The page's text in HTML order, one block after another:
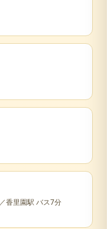
香里園駅 バス7分